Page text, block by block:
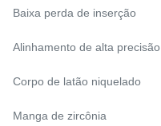
Baixa perda de inserção
Alinhamento de alta precisão
Corpo de latão niquelado
Manga de zircônia